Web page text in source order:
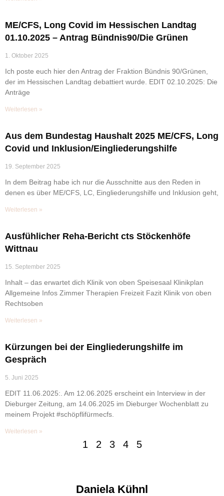
ME/CFS, Long Covid im Hessischen Landtag
01.10.2025 – Antrag Bündnis90/Die Grünen
1. Oktober 2025
Ich poste euch hier den Antrag der Fraktion Bündnis 90/Grünen,
der im Hessischen Landtag debattiert wurde. EDIT 02.10.2025: Die
Anträge
Weiterlesen »
Aus dem Bundestag Haushalt 2025 ME/CFS, Long
Covid und Inklusion/Eingliederungshilfe
19. September 2025
In dem Beitrag habe ich nur die Ausschnitte aus den Reden in
denen es über ME/CFS, LC, Eingliederungshilfe und Inklusion geht,
Weiterlesen »
Ausfühlicher Reha-Bericht cts Stöckenhöfe
Wittnau
15. September 2025
Inhalt – das erwartet dich Klinik von oben Speisesaal Klinikplan
Allgemeine Infos Zimmer Therapien Freizeit Fazit Klinik von oben
Rechtsoben
Weiterlesen »
Kürzungen bei der Eingliederungshilfe im
Gespräch
5. Juni 2025
EDIT 11.06.2025:. Am 12.06.2025 erscheint ein Interview in der
Dieburger Zeitung, am 14.06.2025 im Dieburger Wochenblatt zu
meinem Projekt #schöpflifürmecfs.
Weiterlesen »
1 2 3 4 5
Daniela Kühnl